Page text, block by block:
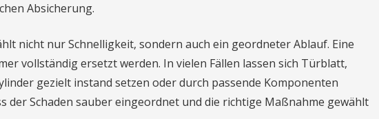
Absicherung.
nicht nur Schnelligkeit, sondern auch ein geordneter Ablauf. Eine
vollständig ersetzt werden. In vielen Fällen lassen sich Türblatt,
gezielt instand setzen oder durch passende Komponenten
der Schaden sauber eingeordnet und die richtige Maßnahme gewählt